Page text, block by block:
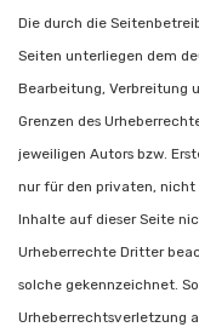
Die durch die
Seiten unterliegen dem
Bearbeitung, Verbreitung
Grenzen des
jeweiligen Autors bzw.
nur für den privaten,
Inhalte auf dieser Seite
Urheberrechte Dritter
solche gekennzeichnet.
Urheberrechtsverletzung